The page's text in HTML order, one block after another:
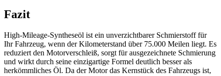
Fazit
High-Mileage-Syntheseöl ist ein unverzichtbarer Schmierstoff für
Ihr Fahrzeug, wenn der Kilometerstand über 75.000 Meilen liegt. Es
reduziert den Motorverschleiß, sorgt für ausgezeichnete Schmierung
und wirkt durch seine einzigartige Formel deutlich besser als
herkömmliches Öl. Da der Motor das Kernstück des Fahrzeugs ist,